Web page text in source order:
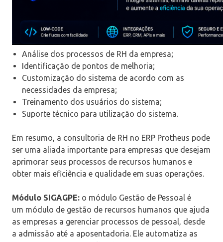
Análise dos processos de RH da empresa;
Identificação de pontos de melhoria;
Customização do sistema de acordo com as
necessidades da empresa;
Treinamento dos usuários do sistema;
Suporte técnico para utilização do sistema.
Em resumo, a consultoria de RH no ERP Protheus pode
ser uma aliada importante para empresas que desejam
aprimorar seus processos de recursos humanos e
obter mais eficiência e qualidade em suas operações.
Módulo SIGAGPE: o módulo Gestão de Pessoal é
um módulo de gestão de recursos humanos que ajuda
as empresas a gerenciar processos de pessoal, desde
a admissão até a aposentadoria. Ele automatiza as